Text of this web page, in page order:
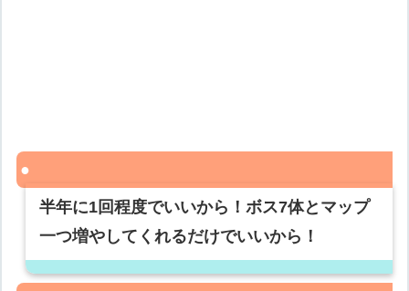
半年に1回程度でいいから！ボス7体とマップ
一つ増やしてくれるだけでいいから！